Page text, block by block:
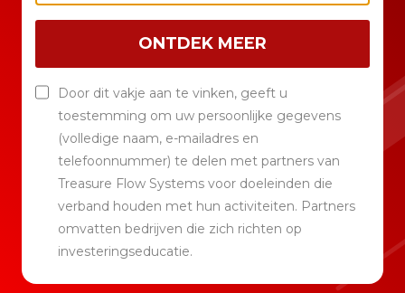
ONTDEK MEER
Door dit vakje aan te vinken, geeft u
toestemming om uw persoonlijke gegevens
(volledige naam, e-mailadres en
telefoonnummer) te delen met partners van
Treasure Flow Systems voor doeleinden die
verband houden met hun activiteiten. Partners
omvatten bedrijven die zich richten op
investeringseducatie.